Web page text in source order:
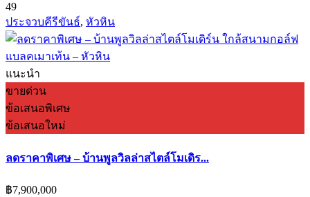
49
ประจวบคีรีขันธ์, หัวหิน
แนะนำ
ขายด่วน
ข้อเสนอพิเศษ
ข้อเสนอใหม่
ลดราคาพิเศษ – บ้านพูลวิลล่าสไตล์โมเดิร...
฿7,900,000